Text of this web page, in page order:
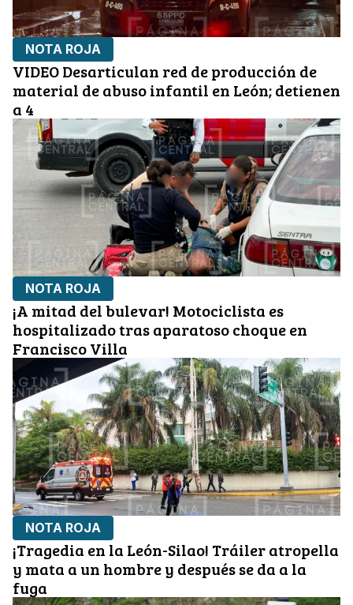
NOTA ROJA
VIDEO Desarticulan red de producción de
material de abuso infantil en León; detienen
a 4
NOTA ROJA
¡A mitad del bulevar! Motociclista es
hospitalizado tras aparatoso choque en
Francisco Villa
NOTA ROJA
¡Tragedia en la León-Silao! Tráiler atropella
y mata a un hombre y después se da a la
fuga